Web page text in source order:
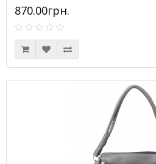
870.00грн.